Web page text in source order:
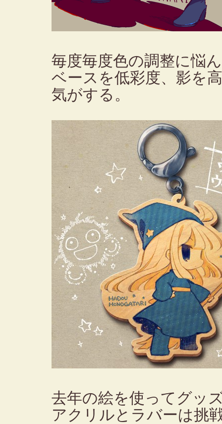
毎度毎度色の調整に悩
ベースを低彩度、影を
気がする。
去年の絵を使ってグッ
アクリルとラバーは挑